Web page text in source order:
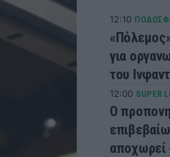
12:10
για
του
12:00 SUPER
Ο
αποχωρεί